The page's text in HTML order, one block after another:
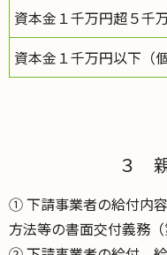
資本金１千万円超５千
資本金１千万円以下（
３
① 下請事業者の給付内
方法等の書面交付義務（